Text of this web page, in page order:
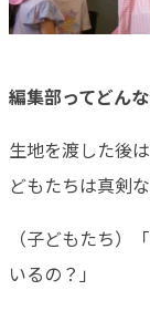
編集部ってどん
生地を渡した後
どもたちは真剣
（子どもたち）
いるの？」